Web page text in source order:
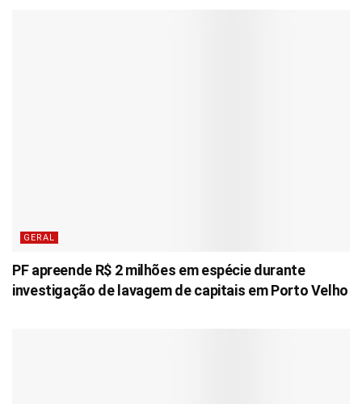
GERAL
PF apreende R$ 2 milhões em espécie durante
investigação de lavagem de capitais em Porto Velho